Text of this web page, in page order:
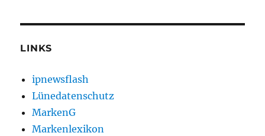
LINKS
ipnewsflash
Lünedatenschutz
MarkenG
Markenlexikon